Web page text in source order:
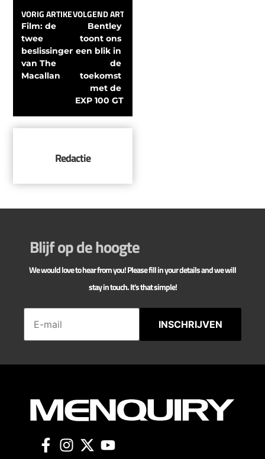
VORIG ARTIKEL
Film: de
twee
beslissingen
van The
Macallan
VOLGEND ARTIKEL
Bentley
toont ons
een blik in
de
toekomst
met de
EXP 100 GT
Redactie
Blijf op de hoogte
We would love to hear from you! Please fill in your details and we will
stay in touch. It's that simple!
INSCHRIJVEN